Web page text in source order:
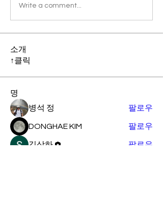
Write a comment...
소개
↑클릭
명
병석 정 팔로우
DONGHAE KIM 팔로우
김상하 팔로우